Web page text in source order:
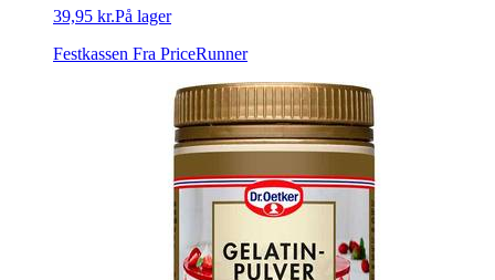
39,95 kr.På lager
Festkassen Fra PriceRunner